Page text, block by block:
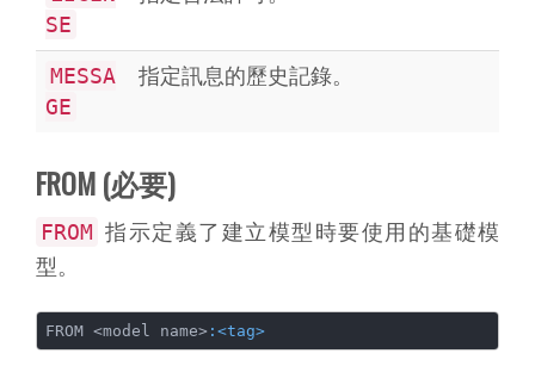
SE
MESSA
GE
指定訊息的歷史記錄。
FROM (必要)
FROM 指示定義了建立模型時要使用的基礎模
型。
FROM <model name> :<tag>